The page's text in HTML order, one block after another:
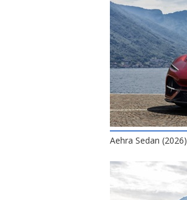
Aehra Sedan (2026)